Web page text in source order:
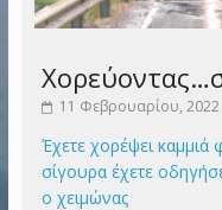
11 Φεβρουαρίου, 2022
Έχετε χορέψει
σίγουρα έχετε
ο χειμώνας